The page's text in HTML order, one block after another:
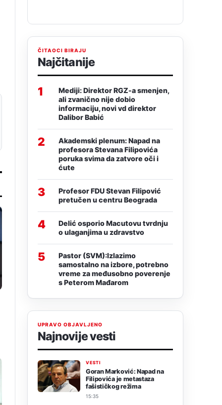
ČITAOCI BIRAJU
Najčitanije
1
Mediji: Direktor RGZ-a smenjen,
ali zvanično nije dobio
informaciju, novi vd direktor
Dalibor Babić
2
Akademski plenum: Napad na
profesora Stevana Filipovića
poruka svima da zatvore oči i
ćute
3
Profesor FDU Stevan Filipović
pretučen u centru Beograda
4
Delić osporio Macutovu tvrdnju
o ulaganjima u zdravstvo
5
Pastor (SVM):Izlazimo
samostalno na izbore, potrebno
vreme za međusobno poverenje
s Peterom Mađarom
UPRAVO OBJAVLJENO
Najnovije vesti
VESTI
Goran Marković: Napad na
Filipovića je metastaza
fašističkog režima
15:35